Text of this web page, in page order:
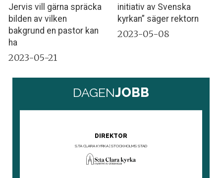
Jervis vill gärna spräcka
bilden av vilken
bakgrund en pastor kan
ha
2023-05-21
initiativ av Svenska
kyrkan” säger rektorn
2023-05-08